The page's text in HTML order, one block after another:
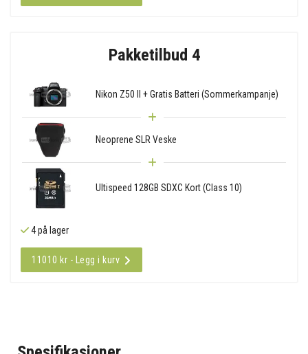
Pakketilbud 4
Nikon Z50 II + Gratis Batteri (Sommerkampanje)
Neoprene SLR Veske
Ultispeed 128GB SDXC Kort (Class 10)
4 på lager
11010 kr - Legg i kurv